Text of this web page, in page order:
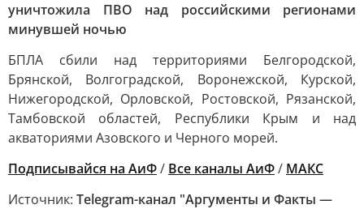
уничтожила ПВО над российскими регионами
минувшей ночью
БПЛА сбили над территориями Белгородской,
Брянской, Волгоградской, Воронежской, Курской,
Нижегородской, Орловской, Ростовской, Рязанской,
Тамбовской областей, Республики Крым и над
акваториями Азовского и Черного морей.
Подписывайся на АиФ/ Все каналы АиФ/ MAКС
Источник: Telegram-канал "Аргументы и Факты —